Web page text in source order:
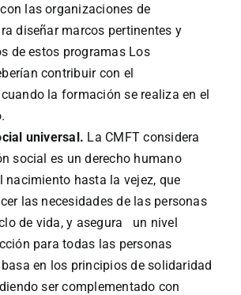
las organizaciones de
diseñar marcos pertinentes y
de estos programas Los
contribuir con el
la formación se realiza en el
universal. La CMFT considera
social es un derecho humano
nacimiento hasta la vejez, que
las necesidades de las personas
de vida, y asegura un nivel
para todas las personas
en los principios de solidaridad
ser complementado con